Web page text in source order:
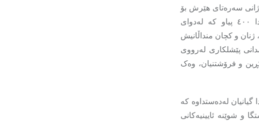
سەرەتای هێرش بۆ
سەر ناوچەی شنگال و دەوروبەری، ١٢٩٣ کەس کوژراون، لەنێویاندا ٤٠٠ پیاو کە لەدوای
ژنان و کچان منداڵانیش
پێشلکاری لەرووی
و فرۆشتنیان، وەک
گیانیان لەدەستداوە کە
و شوێنە ئایینیەکانی